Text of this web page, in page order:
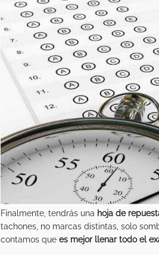
Finalmente, tendrás una hoja de
tachones, no marcas distintas, solo
contamos que es mejor llenar todo el